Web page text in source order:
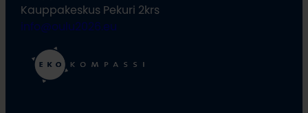
Kauppakeskus Pekuri 2krs
info@oulu2026.eu